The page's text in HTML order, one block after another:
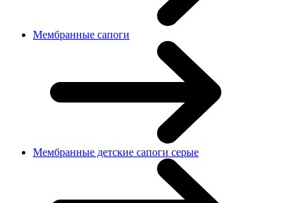
Мембранные сапоги
Мембранные детские сапоги серые